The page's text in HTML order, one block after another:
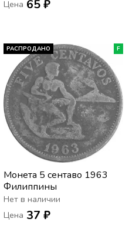
Цена 65 ₽
РАСПРОДАНО F
Монета 5 сентаво 1963
Филиппины
Нет в наличии
Цена 37 ₽